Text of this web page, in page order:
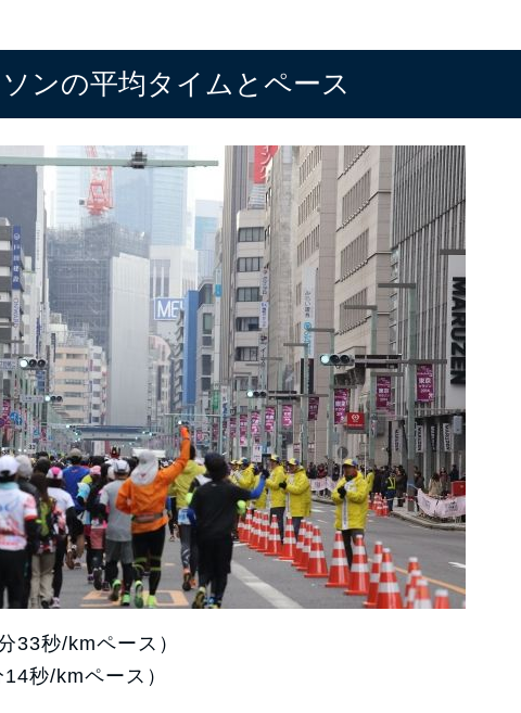
ンの平均タイムとペース
33秒/kmペース）
秒/kmペース）